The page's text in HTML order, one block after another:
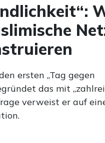
ersten „Tag gegen
das mit
verweist er auf